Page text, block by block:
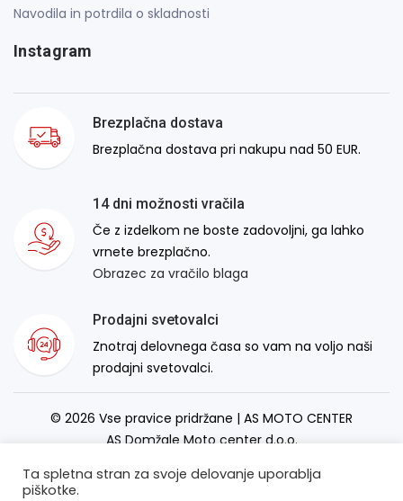
Navodila in potrdila o skladnosti
Instagram
Brezplačna dostava
Brezplačna dostava pri nakupu nad 50 EUR.
14 dni možnosti vračila
Če z izdelkom ne boste zadovoljni, ga lahko
vrnete brezplačno.
Obrazec za vračilo blaga
Prodajni svetovalci
Znotraj delovnega časa so vam na voljo naši
prodajni svetovalci.
© 2026 Vse pravice pridržane | AS MOTO CENTER
AS Domžale Moto center d.o.o.
Ta spletna stran za svoje delovanje uporablja
piškotke.